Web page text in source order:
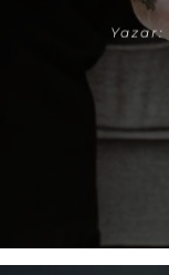
Yazar: